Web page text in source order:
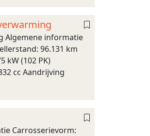
Algemene informatie
96.131 km
kW (102 PK)
cc Aandrijving
Carrosserievorm: